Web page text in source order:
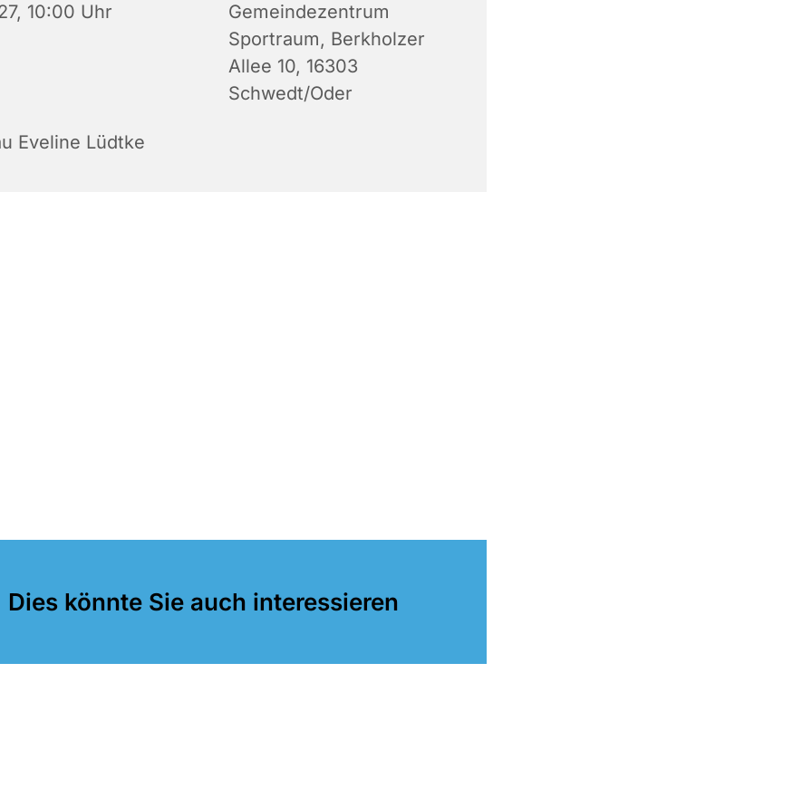
10:00 Uhr
Gemeindezentrum
Sportraum, Berkholzer
Allee 10, 16303
Schwedt/Oder
Eveline Lüdtke
Dies könnte Sie auch interessieren